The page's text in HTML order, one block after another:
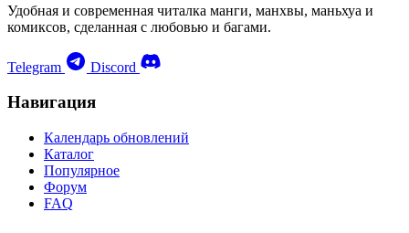
Удобная и современная читалка манги, манхвы, маньхуа и
комиксов, сделанная с любовью и багами.
Telegram Discord
Навигация
Календарь обновлений
Каталог
Популярное
Форум
FAQ